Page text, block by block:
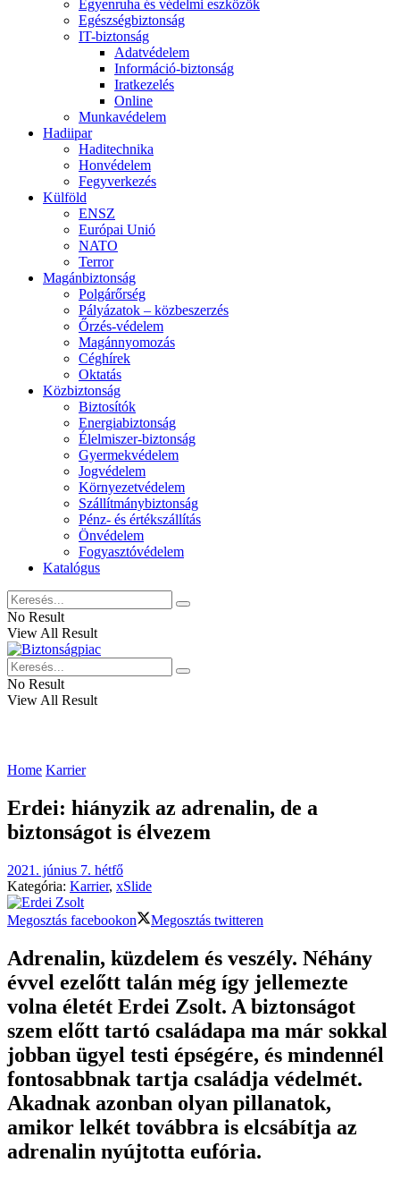
Egyenruha és védelmi eszközök
Egészségbiztonság
IT-biztonság
Adatvédelem
Információ-biztonság
Iratkezelés
Online
Munkavédelem
Hadiipar
Haditechnika
Honvédelem
Fegyverkezés
Külföld
ENSZ
Európai Unió
NATO
Terror
Magánbiztonság
Polgárőrség
Pályázatok – közbeszerzés
Őrzés-védelem
Magánnyomozás
Céghírek
Oktatás
Közbiztonság
Biztosítók
Energiabiztonság
Élelmiszer-biztonság
Gyermekvédelem
Jogvédelem
Környezetvédelem
Szállítmánybiztonság
Pénz- és értékszállítás
Önvédelem
Fogyasztóvédelem
Katalógus
No Result
View All Result
No Result
View All Result
Home Karrier
Erdei: hiányzik az adrenalin, de a
biztonságot is élvezem
2021. június 7. hétfő
Kategória: Karrier, xSlide
Megosztás facebookon Megosztás twitteren
Adrenalin, küzdelem és veszély. Néhány
évvel ezelőtt talán még így jellemezte
volna életét Erdei Zsolt. A biztonságot
szem előtt tartó családapa ma már sokkal
jobban ügyel testi épségére, és mindennél
fontosabbnak tartja családja védelmét.
Akadnak azonban olyan pillanatok,
amikor lelkét továbbra is elcsábítja az
adrenalin nyújtotta eufória.